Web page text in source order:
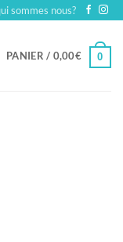
sommes nous?
PANIER / 0,00€ 0